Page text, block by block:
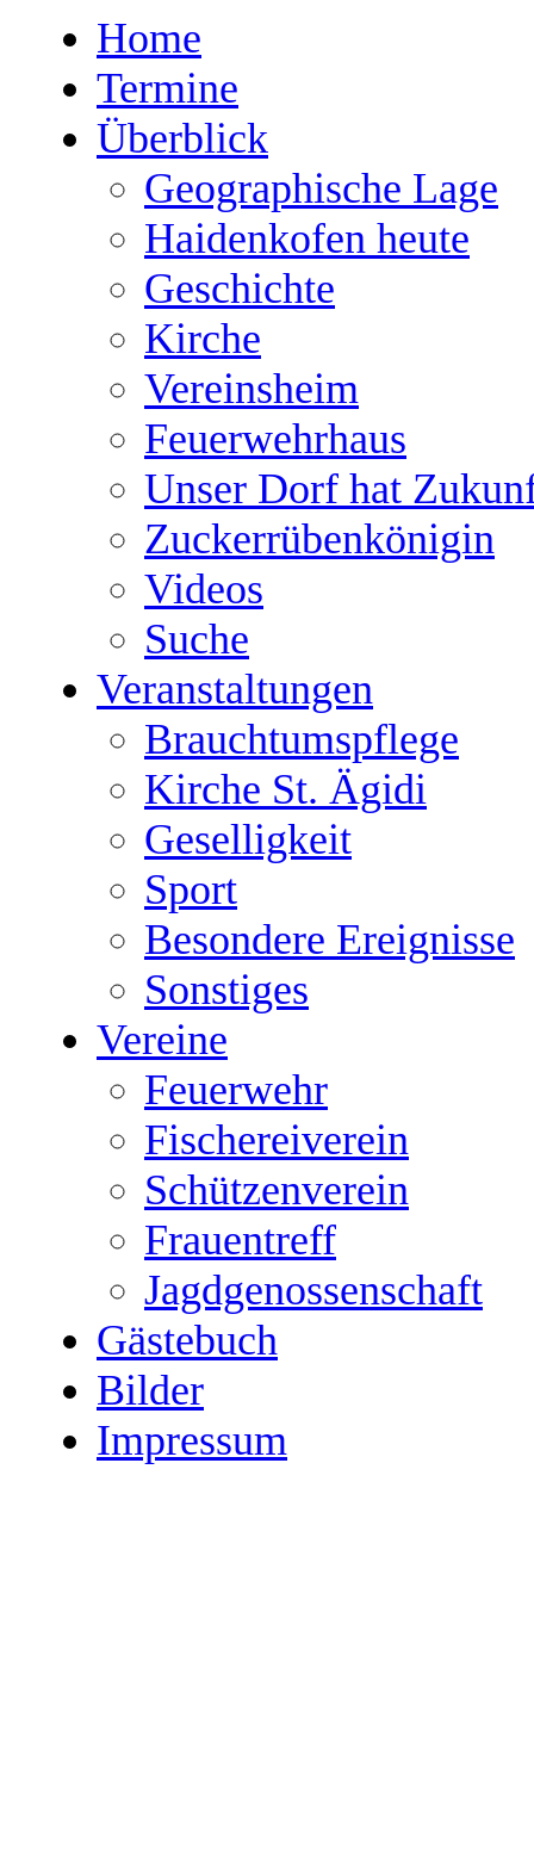
Home
Termine
Überblick
Geographische Lage
Haidenkofen heute
Geschichte
Kirche
Vereinsheim
Feuerwehrhaus
Unser Dorf hat
Zuckerrübenkönigin
Videos
Suche
Veranstaltungen
Brauchtumspflege
Kirche St. Ägidi
Geselligkeit
Sport
Besondere Ereignisse
Sonstiges
Vereine
Feuerwehr
Fischereiverein
Schützenverein
Frauentreff
Jagdgenossenschaft
Gästebuch
Bilder
Impressum